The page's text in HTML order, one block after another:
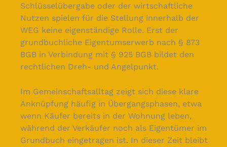
Schlüsselübergabe oder der wirtschaftliche
Nutzen spielen für die Stellung innerhalb der
WEG keine eigenständige Rolle. Erst der
grundbuchliche Eigentumserwerb nach § 873
BGB in Verbindung mit § 925 BGB bildet den
rechtlichen Dreh- und Angelpunkt.
Im Gemeinschaftsalltag zeigt sich diese klare
Anknüpfung häufig in Übergangsphasen, etwa
wenn Käufer bereits in der Wohnung leben,
während der Verkäufer noch als Eigentümer im
Grundbuch eingetragen ist. In dieser Zeit bleibt